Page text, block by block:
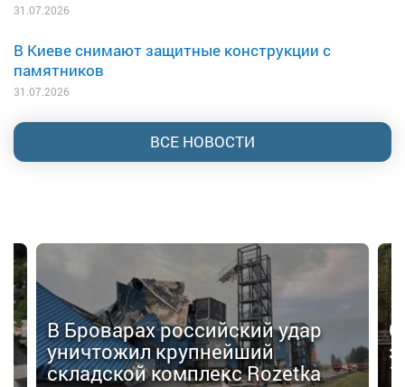
31.07.2026
В Киеве снимают защитные конструкции с
памятников
31.07.2026
ВСЕ НОВОСТИ
В Броварах российский удар
уничтожил крупнейший
складской комплекс Rozetka